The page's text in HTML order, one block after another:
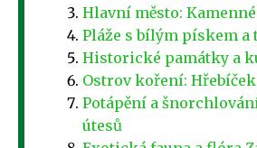
Hlavní město:
Pláže s bílým pískem a
Historické památky a
Ostrov koření:
Potápění a
útesů